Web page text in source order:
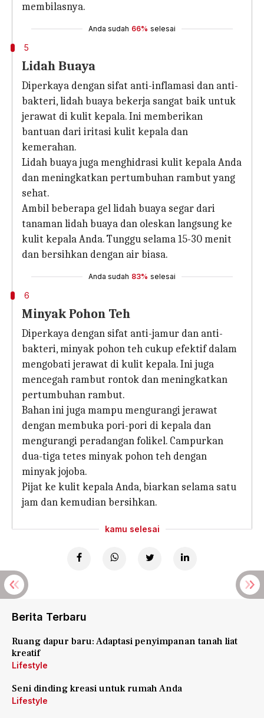
membilasnya.
Anda sudah 66% selesai
5
Lidah Buaya
Diperkaya dengan sifat anti-inflamasi dan anti-
bakteri, lidah buaya bekerja sangat baik untuk
jerawat di kulit kepala. Ini memberikan
bantuan dari iritasi kulit kepala dan
kemerahan.
Lidah buaya juga menghidrasi kulit kepala Anda
dan meningkatkan pertumbuhan rambut yang
sehat.
Ambil beberapa gel lidah buaya segar dari
tanaman lidah buaya dan oleskan langsung ke
kulit kepala Anda. Tunggu selama 15-30 menit
dan bersihkan dengan air biasa.
Anda sudah 83% selesai
6
Minyak Pohon Teh
Diperkaya dengan sifat anti-jamur dan anti-
bakteri, minyak pohon teh cukup efektif dalam
mengobati jerawat di kulit kepala. Ini juga
mencegah rambut rontok dan meningkatkan
pertumbuhan rambut.
Bahan ini juga mampu mengurangi jerawat
dengan membuka pori-pori di kepala dan
mengurangi peradangan folikel. Campurkan
dua-tiga tetes minyak pohon teh dengan
minyak jojoba.
Pijat ke kulit kepala Anda, biarkan selama satu
jam dan kemudian bersihkan.
kamu selesai
Berita Terbaru
Ruang dapur baru: Adaptasi penyimpanan tanah liat
kreatif
Lifestyle
Seni dinding kreasi untuk rumah Anda
Lifestyle